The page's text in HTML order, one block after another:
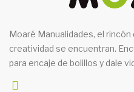
Moaré Manualidades, el rincón
creatividad se encuentran.
para encaje de bolillos y dale